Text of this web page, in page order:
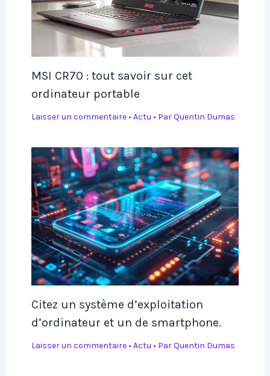
MSI CR70 : tout savoir sur cet
ordinateur portable
Laisser un commentaire • Actu • ParQuentin Dumas
Citez un système d’exploitation
d’ordinateur et un de smartphone.
Laisser un commentaire • Actu • ParQuentin Dumas